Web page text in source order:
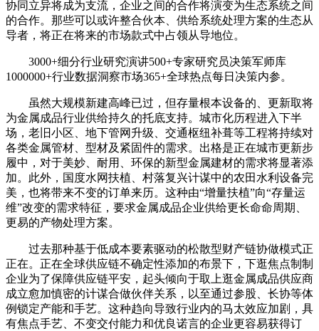
协同立异将成为支流，企业之间的合作将演变为生态系统之间
的合作。那些可以或许整合伙本、供给系统处理方案的生态从
导者，将正在将来的市场款式中占领从导地位。
3000+细分行业研究演讲500+专家研究员决策军师库
1000000+行业数据洞察市场365+全球热点每日决策内参。
虽然大规模新建高峰已过，但存量根本设备的、更新取将
为金属成品行业供给持久的托底支持。城市化历程进入下半
场，老旧小区、地下管网升级、交通枢纽补葺等工程将持续对
各类金属管材、型材及紧固件的需求。出格是正在城市更新步
履中，对于美妙、耐用、环保的新型金属建材的需求将显著添
加。此外，国度水网扶植、村落复兴计谋中的农田水利设备完
美，也将带来不变的订单来历。这种由“增量扶植”向“存量运
维”改变的需求特征，要求金属成品企业供给更长命命周期、
更易的产物处理方案。
过去那种基于低成本要素驱动的松散型财产链协做模式正
正在。正在全球供应链不确定性添加的布景下，下逛焦点制制
企业为了保障供应链平安，起头倾向于取上逛金属成品供应商
成立愈加慎密的计谋合做伙伴关系，以至通过参股、长协等体
例锁定产能和手艺。这种趋向导致行业内的马太效应加剧，具
有焦点手艺、不变交付能力和优良诺言的企业更容易获得订